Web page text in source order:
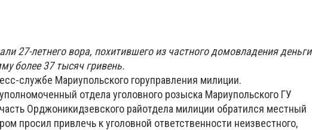
27-летнего вора, похитившего из частного домовладения деньги
более 37 тысяч гривень.
службе Мариупольского горуправления милиции.
отдела уголовного розыска Мариупольского ГУ
Орджоникидзевского райотдела милиции обратился местный
просил привлечь к уголовной ответственности неизвестного,